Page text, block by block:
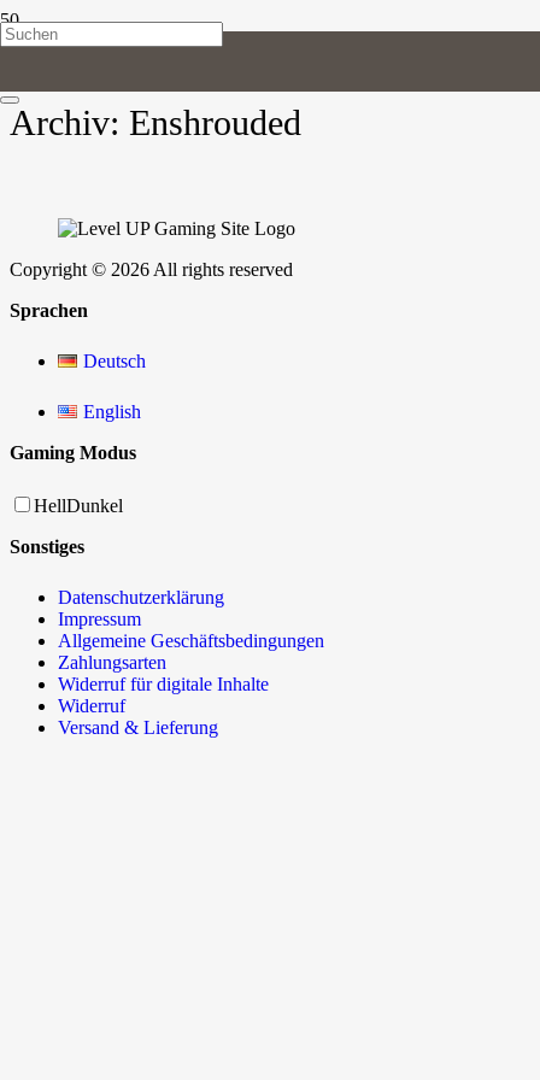
LUG//
Archiv: Enshrouded
Copyright © 2026 All rights reserved
Sprachen
Deutsch
English
Gaming Modus
HellDunkel
Sonstiges
Datenschutzerklärung
Impressum
Allgemeine Geschäftsbedingungen
Zahlungsarten
Widerruf für digitale Inhalte
Widerruf
Versand & Lieferung